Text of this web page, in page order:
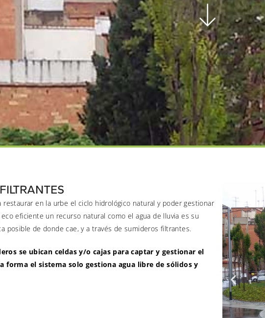
restaurar en la urbe el ciclo hidrológico natural y poder gestionar
eficiente un recurso natural como el agua de lluvia es su
posible de donde cae, y a través de sumideros filtrantes.
se ubican celdas y/o cajas para captar y gestionar el
forma el sistema solo gestiona agua libre de sólidos y